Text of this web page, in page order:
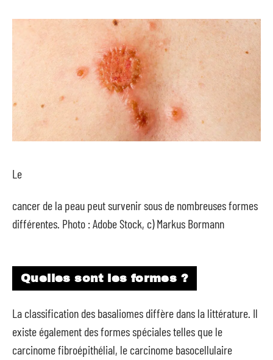
Le
cancer de la peau peut survenir sous de nombreuses formes
différentes. Photo : Adobe Stock, c) Markus Bormann
Quelles sont les formes ?
La classification des basaliomes diffère dans la littérature. Il
existe également des formes spéciales telles que le
carcinome fibroépithélial, le carcinome basocellulaire